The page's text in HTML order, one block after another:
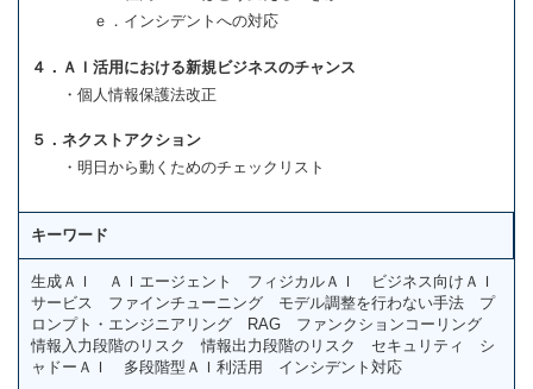
ｅ．インシデントへの対応
４．ＡＩ活用における新規ビジネスのチャンス
・個人情報保護法改正
５．ネクストアクション
・明日から動くためのチェックリスト
キーワード
生成ＡＩ ＡＩエージェント フィジカルＡＩ ビジネス向けＡＩ
サービス ファインチューニング モデル調整を行わない手法 プ
ロンプト・エンジニアリング RAG ファンクションコーリング
情報入力段階のリスク 情報出力段階のリスク セキュリティ シ
ャドーＡＩ 多段階型ＡＩ利活用 インシデント対応